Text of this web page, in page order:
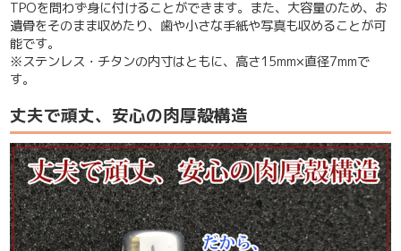
TPOを問わず身に付けることができます。また、大容量のため、お
遺骨をそのまま収めたり、歯や小さな手紙や写真も収めることが可
能です。
※ステンレス・チタンの内寸はともに、高さ15mm×直径7mmで
す。
丈夫で頑丈、安心の肉厚殻構造